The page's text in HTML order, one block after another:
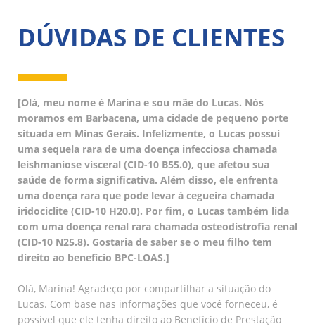
DÚVIDAS DE CLIENTES
[Olá, meu nome é Marina e sou mãe do Lucas. Nós
moramos em Barbacena, uma cidade de pequeno porte
situada em Minas Gerais. Infelizmente, o Lucas possui
uma sequela rara de uma doença infecciosa chamada
leishmaniose visceral (CID-10 B55.0), que afetou sua
saúde de forma significativa. Além disso, ele enfrenta
uma doença rara que pode levar à cegueira chamada
iridociclite (CID-10 H20.0). Por fim, o Lucas também lida
com uma doença renal rara chamada osteodistrofia renal
(CID-10 N25.8). Gostaria de saber se o meu filho tem
direito ao benefício BPC-LOAS.]
Olá, Marina! Agradeço por compartilhar a situação do
Lucas. Com base nas informações que você forneceu, é
possível que ele tenha direito ao Benefício de Prestação